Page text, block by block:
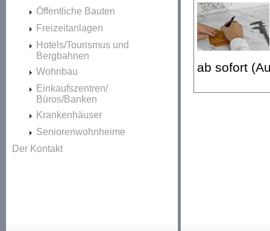
Öffentliche Bauten
Freizeitanlagen
Hotels/Tourismus und
Bergbahnen
Wohnbau
Einkaufszentren/
Büros/Banken
Krankenhäuser
Seniorenwohnheime
Der Kontakt
ab sofort